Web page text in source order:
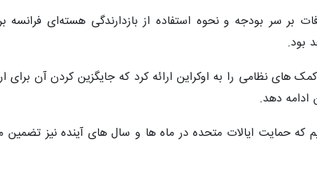
بر سر بودجه و نحوه استفاده از بازدارندگی هسته‌ای
بود.
ناتو، واشنگتن سال گذشته بیش از ۴۰ درصد از کمک های نظامی را به اوکراین ارائه کرد
ادامه دهد.
که حمایت ایالات متحده در ماه ها و سال های آینده نیز تضمین